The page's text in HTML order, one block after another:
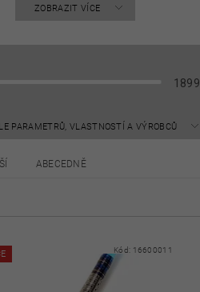
ZOBRAZIT VÍCE
1899
PARAMETRŮ, VLASTNOSTÍ A VÝROBCŮ
ABECEDNĚ
Kód: 16600011